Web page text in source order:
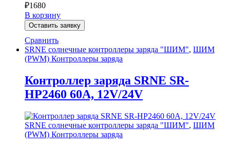
₽1680
В корзину
Оставить заявку
Сравнить
SRNE солнечные контроллеры заряда "ШИМ", ШИМ
(PWM) Контроллеры заряда
Контроллер заряда SRNE SR-
HP2460 60A, 12V/24V
SRNE солнечные контроллеры заряда "ШИМ", ШИМ
(PWM) Контроллеры заряда